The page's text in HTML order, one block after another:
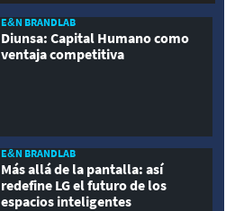
E&N BRANDLAB
Diunsa: Capital Humano como
ventaja competitiva
E&N BRANDLAB
Más allá de la pantalla: así
redefine LG el futuro de los
espacios inteligentes